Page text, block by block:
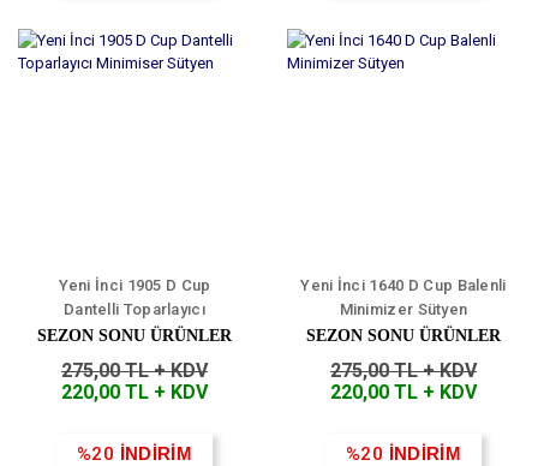
Yeni İnci 1905 D Cup
Dantelli Toparlayıcı
Minimiser Sütyen
SEZON SONU ÜRÜNLER
275,00 TL + KDV
220,00 TL + KDV
%20 İNDİRİM
Yeni İnci 1640 D Cup Balenli
Minimizer Sütyen
SEZON SONU ÜRÜNLER
275,00 TL + KDV
220,00 TL + KDV
%20 İNDİRİM